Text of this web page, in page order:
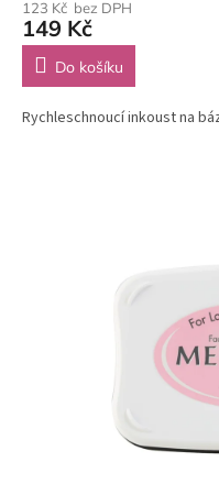
123 Kč bez DPH
149 Kč
Do košíku
Rychleschnoucí inkoust na